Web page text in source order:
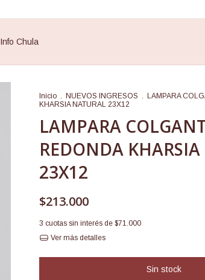
Info Chula
Inicio . NUEVOS INGRESOS .
LAMPARA
KHARSIA NATURAL 23X12
LAMPARA
REDONDA
23X12
$213.000
3 cuotas sin interés de $71.000
Ver más detalles